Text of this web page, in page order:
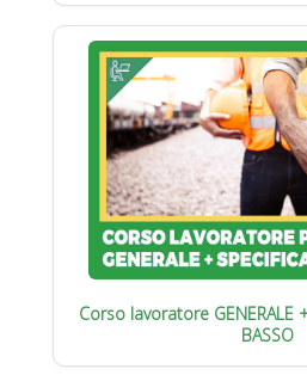
Corso lavoratore GENERALE +
BASSO